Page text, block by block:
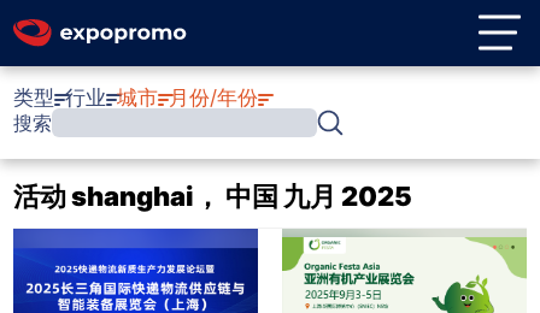
类型 行业 城市 月份/年份
搜索
活动 shanghai， 中国 九月 2025